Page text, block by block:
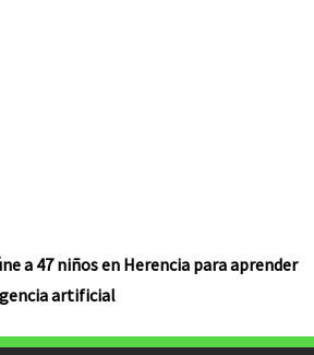
a 47 niños en Herencia para aprender
artificial